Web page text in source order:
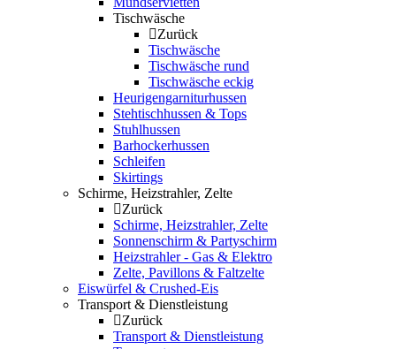
Tischwäsche
Zurück
Tischwäsche
Tischwäsche rund
Tischwäsche eckig
Heurigengarniturhussen
Stehtischhussen & Tops
Stuhlhussen
Barhockerhussen
Schleifen
Skirtings
Schirme, Heizstrahler, Zelte
Zurück
Schirme, Heizstrahler, Zelte
Sonnenschirm & Partyschirm
Heizstrahler - Gas & Elektro
Zelte, Pavillons & Faltzelte
Eiswürfel & Crushed-Eis
Transport & Dienstleistung
Zurück
Transport & Dienstleistung